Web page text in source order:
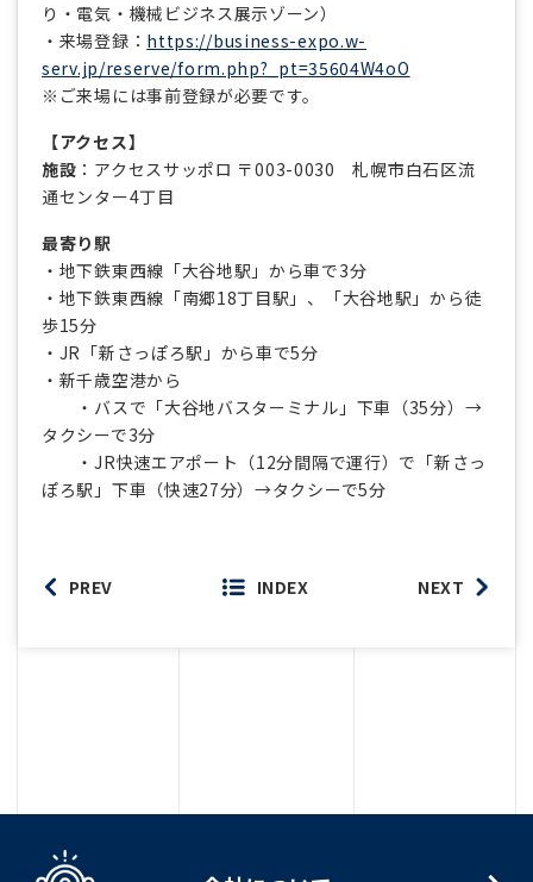
り・電気・機械ビジネス展示ゾーン）
・来場登録： https://business-expo.w-
serv.jp/reserve/form.php?_pt=35604W4oO
※ご来場には事前登録が必要です。
【アクセス】
施設 ：アクセスサッポロ 〒003-0030 札幌市白石区流
通センター4丁目
最寄り駅
・地下鉄東西線「大谷地駅」から車で3分
・地下鉄東西線「南郷18丁目駅」、「大谷地駅」から徒
歩15分
・JR「新さっぽろ駅」から車で5分
・新千歳空港から
・バスで「大谷地バスターミナル」下車（35分）→
タクシーで3分
・JR快速エアポート（12分間隔で運行）で「新さっ
ぽろ駅」下車（快速27分）→タクシーで5分
PREV INDEX NEXT